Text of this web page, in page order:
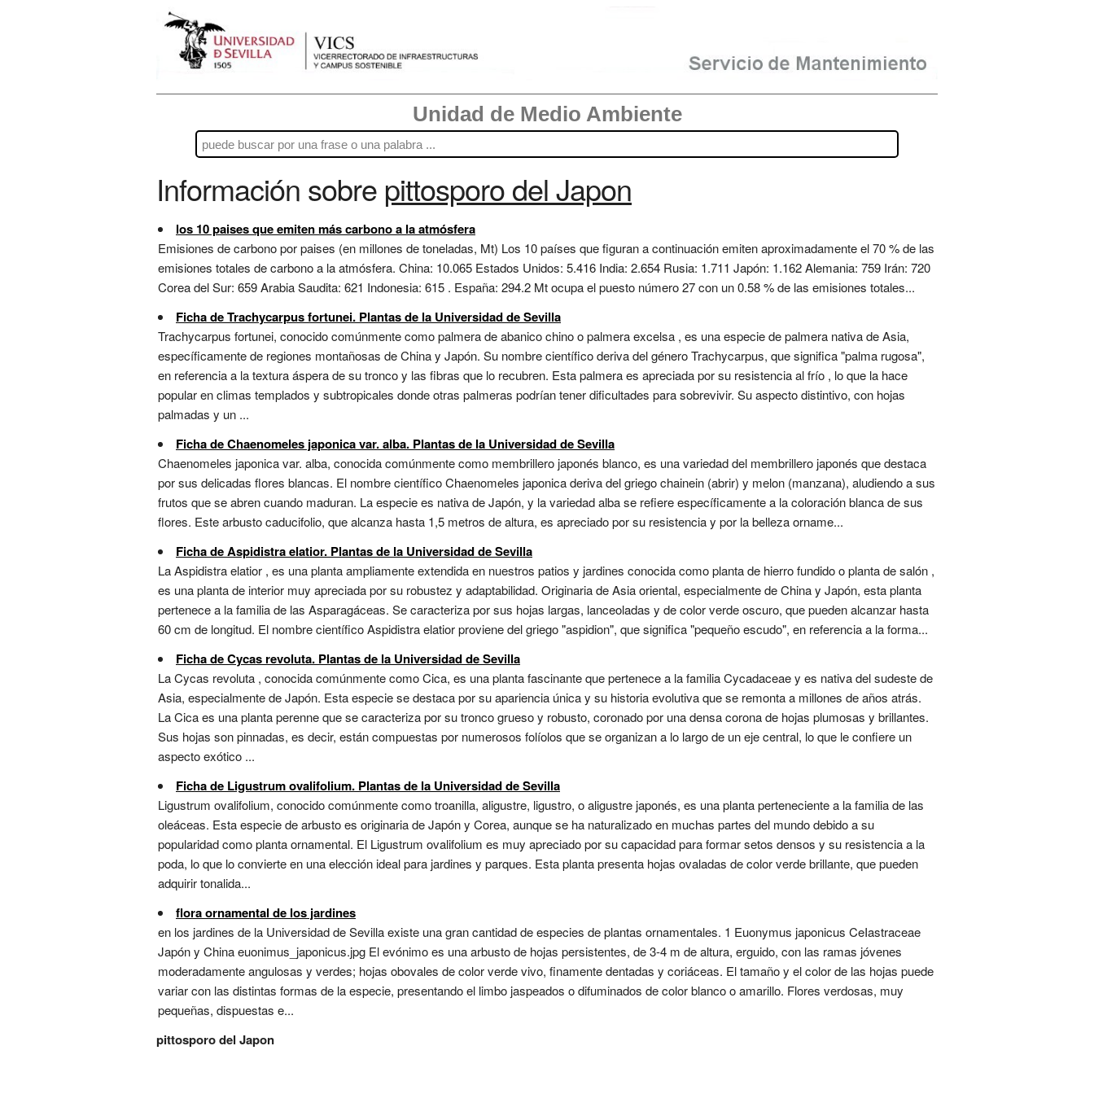
Unidad de Medio Ambiente
Información sobre pittosporo del Japon
los 10 paises que emiten más carbono a la atmósfera
Emisiones de carbono por paises (en millones de toneladas, Mt) Los 10 países que figuran a continuación emiten aproximadamente el 70 % de las
emisiones totales de carbono a la atmósfera. China: 10.065 Estados Unidos: 5.416 India: 2.654 Rusia: 1.711 Japón: 1.162 Alemania: 759 Irán: 720
Corea del Sur: 659 Arabia Saudita: 621 Indonesia: 615 . España: 294.2 Mt ocupa el puesto número 27 con un 0.58 % de las emisiones totales...
Ficha de Trachycarpus fortunei. Plantas de la Universidad de Sevilla
Trachycarpus fortunei, conocido comúnmente como palmera de abanico chino o palmera excelsa , es una especie de palmera nativa de Asia,
específicamente de regiones montañosas de China y Japón. Su nombre científico deriva del género Trachycarpus, que significa "palma rugosa",
en referencia a la textura áspera de su tronco y las fibras que lo recubren. Esta palmera es apreciada por su resistencia al frío , lo que la hace
popular en climas templados y subtropicales donde otras palmeras podrían tener dificultades para sobrevivir. Su aspecto distintivo, con hojas
palmadas y un ...
Ficha de Chaenomeles japonica var. alba. Plantas de la Universidad de Sevilla
Chaenomeles japonica var. alba, conocida comúnmente como membrillero japonés blanco, es una variedad del membrillero japonés que destaca
por sus delicadas flores blancas. El nombre científico Chaenomeles japonica deriva del griego chainein (abrir) y melon (manzana), aludiendo a sus
frutos que se abren cuando maduran. La especie es nativa de Japón, y la variedad alba se refiere específicamente a la coloración blanca de sus
flores. Este arbusto caducifolio, que alcanza hasta 1,5 metros de altura, es apreciado por su resistencia y por la belleza orname...
Ficha de Aspidistra elatior. Plantas de la Universidad de Sevilla
La Aspidistra elatior , es una planta ampliamente extendida en nuestros patios y jardines conocida como planta de hierro fundido o planta de salón ,
es una planta de interior muy apreciada por su robustez y adaptabilidad. Originaria de Asia oriental, especialmente de China y Japón, esta planta
pertenece a la familia de las Asparagáceas. Se caracteriza por sus hojas largas, lanceoladas y de color verde oscuro, que pueden alcanzar hasta
60 cm de longitud. El nombre científico Aspidistra elatior proviene del griego "aspidion", que significa "pequeño escudo", en referencia a la forma...
Ficha de Cycas revoluta. Plantas de la Universidad de Sevilla
La Cycas revoluta , conocida comúnmente como Cica, es una planta fascinante que pertenece a la familia Cycadaceae y es nativa del sudeste de
Asia, especialmente de Japón. Esta especie se destaca por su apariencia única y su historia evolutiva que se remonta a millones de años atrás.
La Cica es una planta perenne que se caracteriza por su tronco grueso y robusto, coronado por una densa corona de hojas plumosas y brillantes.
Sus hojas son pinnadas, es decir, están compuestas por numerosos folíolos que se organizan a lo largo de un eje central, lo que le confiere un
aspecto exótico ...
Ficha de Ligustrum ovalifolium. Plantas de la Universidad de Sevilla
Ligustrum ovalifolium, conocido comúnmente como troanilla, aligustre, ligustro, o aligustre japonés, es una planta perteneciente a la familia de las
oleáceas. Esta especie de arbusto es originaria de Japón y Corea, aunque se ha naturalizado en muchas partes del mundo debido a su
popularidad como planta ornamental. El Ligustrum ovalifolium es muy apreciado por su capacidad para formar setos densos y su resistencia a la
poda, lo que lo convierte en una elección ideal para jardines y parques. Esta planta presenta hojas ovaladas de color verde brillante, que pueden
adquirir tonalida...
flora ornamental de los jardines
en los jardines de la Universidad de Sevilla existe una gran cantidad de especies de plantas ornamentales. 1 Euonymus japonicus CeIastraceae
Japón y China euonimus_japonicus.jpg El evónimo es una arbusto de hojas persistentes, de 3-4 m de altura, erguido, con las ramas jóvenes
moderadamente angulosas y verdes; hojas obovales de color verde vivo, finamente dentadas y coriáceas. El tamaño y el color de las hojas puede
variar con las distintas formas de la especie, presentando el limbo jaspeados o difuminados de color blanco o amarillo. Flores verdosas, muy
pequeñas, dispuestas e...
pittosporo del Japon